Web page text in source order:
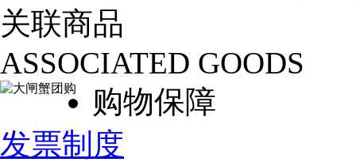
关联商品
ASSOCIATED GOODS
购物保障
发票制度